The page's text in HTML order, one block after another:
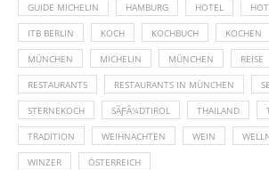
GUIDE MICHELIN HAMBURG HOTEL
ITB BERLIN KOCH KOCHBUCH KOCHEN
MÜNCHEN MICHELIN MÜNCHEN REISE
RESTAURANTS RESTAURANTS IN MÜNCHEN
STERNEKOCH SÃƑÂ¼DTIROL THAILAND
TRADITION WEIHNACHTEN WEIN
WINZER ÖSTERREICH